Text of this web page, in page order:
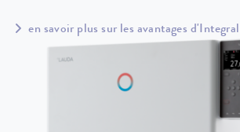
en savoir plus sur les avantages d'Integral